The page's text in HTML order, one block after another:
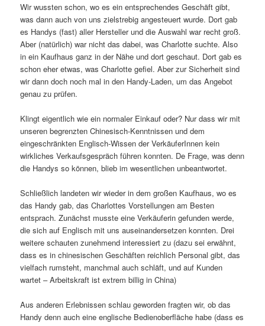
Wir wussten schon, wo es ein entsprechendes Geschäft gibt,
was dann auch von uns zielstrebig angesteuert wurde. Dort gab
es Handys (fast) aller Hersteller und die Auswahl war recht groß.
Aber (natürlich) war nicht das dabei, was Charlotte suchte. Also
in ein Kaufhaus ganz in der Nähe und dort geschaut. Dort gab es
schon eher etwas, was Charlotte gefiel. Aber zur Sicherheit sind
wir dann doch noch mal in den Handy-Laden, um das Angebot
genau zu prüfen.
Klingt eigentlich wie ein normaler Einkauf oder? Nur dass wir mit
unseren begrenzten Chinesisch-Kenntnissen und dem
eingeschränkten Englisch-Wissen der VerkäuferInnen kein
wirkliches Verkaufsgespräch führen konnten. De Frage, was denn
die Handys so können, blieb im wesentlichen unbeantwortet.
Schließlich landeten wir wieder in dem großen Kaufhaus, wo es
das Handy gab, das Charlottes Vorstellungen am Besten
entsprach. Zunächst musste eine Verkäuferin gefunden werde,
die sich auf Englisch mit uns auseinandersetzen konnten. Drei
weitere schauten zunehmend interessiert zu (dazu sei erwähnt,
dass es in chinesischen Geschäften reichlich Personal gibt, das
vielfach rumsteht, manchmal auch schläft, und auf Kunden
wartet – Arbeitskraft ist extrem billig in China)
Aus anderen Erlebnissen schlau geworden fragten wir, ob das
Handy denn auch eine englische Bedienoberfläche habe (dass es